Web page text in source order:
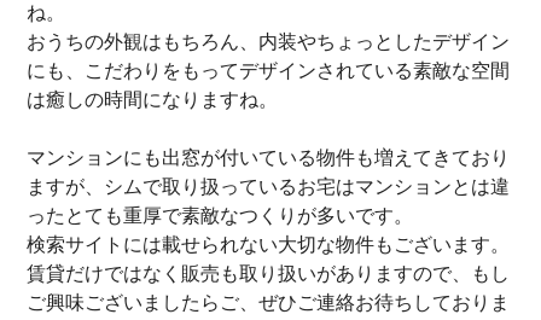
ね。
おうちの外観はもちろん、内装やちょっとしたデザイン
にも、こだわりをもってデザインされている素敵な空間
は癒しの時間になりますね。
マンションにも出窓が付いている物件も増えてきており
ますが、シムで取り扱っているお宅はマンションとは違
ったとても重厚で素敵なつくりが多いです。
検索サイトには載せられない大切な物件もございます。
賃貸だけではなく販売も取り扱いがありますので、もし
ご興味ございましたらご、ぜひご連絡お待ちしておりま